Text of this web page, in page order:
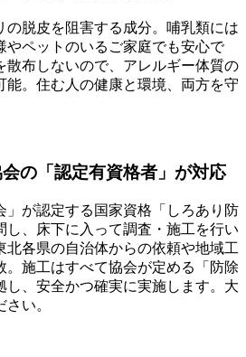
の脱皮を阻害する成分。哺乳類には
やペットのいるご家庭でも安心で
散布しないので、アレルギー体質の
能。住む人の健康と環境、両方を守
の「認定有資格者」が対応
」が認定する国家資格「しろあり防
し、床下に入って調査・施工を行い
北各県の自治体からの依頼や地域工
。施工はすべて協会が定める「防除
し、安全かつ確実に実施します。大
い。